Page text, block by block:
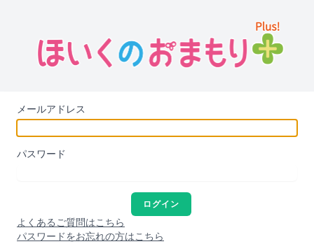
メールアドレス
パスワード
ログイン
よくあるご質問はこちら
パスワードをお忘れの方はこちら